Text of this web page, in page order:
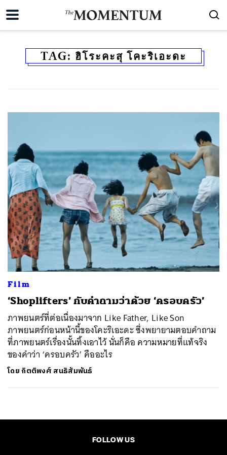
TAG: ฮิโระคะสุ โคะริเอะดะ
Film
‘Shoplifters’ กับคำถามว่าด้วย ‘ครอบครัว’
ภาพยนตร์ที่ต่อเนื่องมาจาก Like Father, Like Son
ภาพยนตร์ก่อนหน้านี้ของโคะริเอะดะ ซึ่งพยายามตอบคำถาม
ที่ภาพยนตร์เรื่องนั้นทิ้งเอาไว้ นั่นก็คือ ความหมายที่แท้จริง
ของคำว่า ‘ครอบครัว’ คืออะไร
โดย กิตติพงศ์ สนธิสัมพันธ์
FOLLOW US
ค้นหา
SHARE TWEET EMAIL